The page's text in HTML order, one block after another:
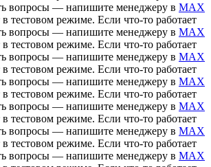
вопросы — напишите менеджеру в MAX
тестовом режиме. Если что-то работает
вопросы — напишите менеджеру в MAX
тестовом режиме. Если что-то работает
вопросы — напишите менеджеру в MAX
тестовом режиме. Если что-то работает
вопросы — напишите менеджеру в MAX
тестовом режиме. Если что-то работает
вопросы — напишите менеджеру в MAX
тестовом режиме. Если что-то работает
вопросы — напишите менеджеру в MAX
тестовом режиме. Если что-то работает
вопросы — напишите менеджеру в MAX